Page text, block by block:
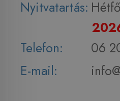
Nyitvatartás:
Telefon:
06
E-mail: